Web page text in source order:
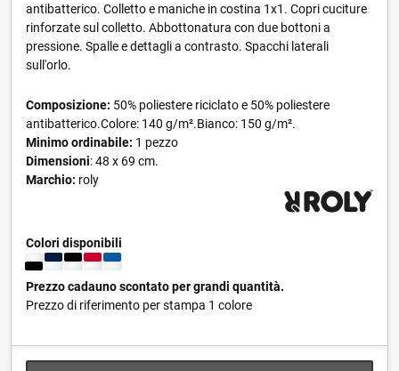
antibatterico. Colletto e maniche in costina 1x1. Copri cuciture
rinforzate sul colletto. Abbottonatura con due bottoni a
pressione. Spalle e dettagli a contrasto. Spacchi laterali
sull'orlo.
Composizione: 50% poliestere riciclato e 50% poliestere
antibatterico.Colore: 140 g/m².Bianco: 150 g/m².
Minimo ordinabile: 1 pezzo
Dimensioni: 48 x 69 cm.
Marchio: roly
Colori disponibili
Prezzo cadauno scontato per grandi quantità.
Prezzo di riferimento per stampa 1 colore